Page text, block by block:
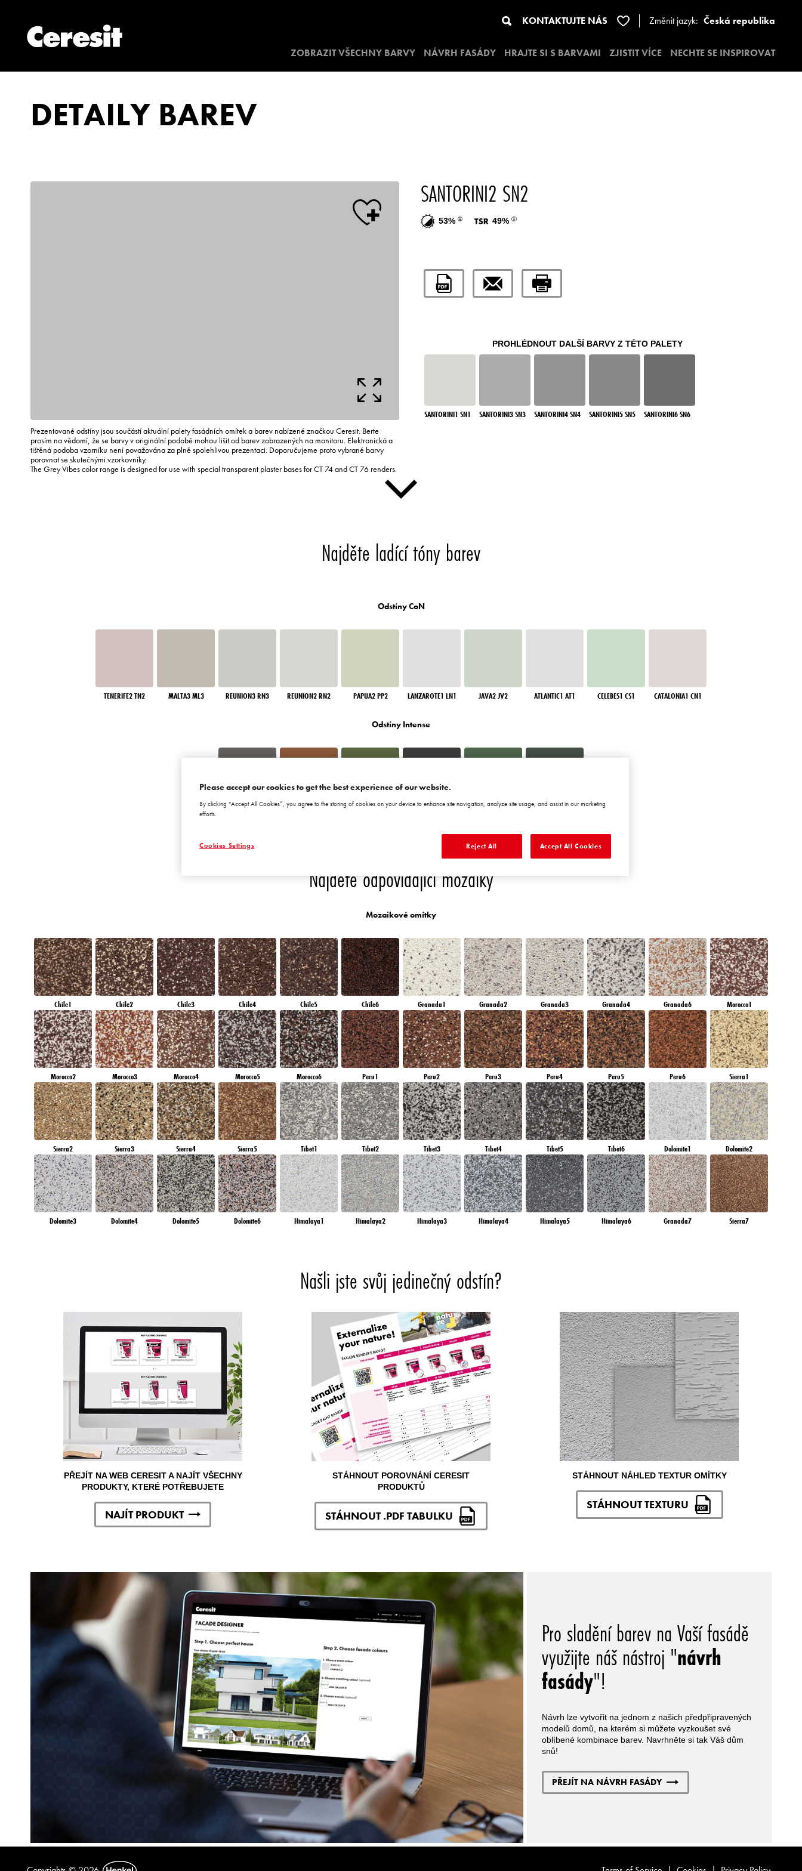
KONTAKTUJTE NÁS Změnit jazyk: Česká republika
ZOBRAZIT VŠECHNY BARVY NÁVRH FASÁDY HRAJTE SI S BARVAMI ZJISTIT VÍCE NECHTE SE INSPIROVAT
DETAILY BAREV
Prezentované odstíny jsou součástí aktuální palety fasádních omítek a barev nabízené značkou Ceresit. Berte
prosím na vědomí, že se barvy v originální podobě mohou lišit od barev zobrazených na monitoru. Elektronická a
tištěná podoba vzorníku není považována za plně spolehlivou prezentaci. Doporučujeme proto vybrané barvy
porovnat se skutečnými vzorkovníky.
The Grey Vibes color range is designed for use with special transparent plaster bases for CT 74 and CT 76 renders.
SANTORINI2 SN2
53% 49%
PROHLÉDNOUT DALŠÍ BARVY Z TÉTO PALETY
SANTORINI1 SN1 SANTORINI3 SN3 SANTORINI4 SN4 SANTORINI5 SN5 SANTORINI6 SN6
Najděte ladící tóny barev
Odstíny CoN
TENERIFE2 TN2 MALTA3 ML3 REUNION3 RN3 REUNION2 RN2 PAPUA2 PP2 LANZAROTE1 LN1 JAVA2 JV2 ATLANTIC1 AT1 CELEBES1 CS1 CATALONIA1 CN1
Odstíny Intense
Najděte odpovídající mozaiky
Mozaikové omítky
Chile1 Chile2 Chile3 Chile4 Chile5 Chile6 Granada1 Granada2 Granada3 Granada4 Granada6 Morocco1
Morocco2 Morocco3 Morocco4 Morocco5 Morocco6 Peru1 Peru2 Peru3 Peru4 Peru5 Peru6 Sierra1
Sierra2 Sierra3 Sierra4 Sierra5 Tibet1 Tibet2 Tibet3 Tibet4 Tibet5 Tibet6 Dolomite1 Dolomite2
Dolomite3 Dolomite4 Dolomite5 Dolomite6 Himalaya1 Himalaya2 Himalaya3 Himalaya4 Himalaya5 Himalaya6 Granada7 Sierra7
Našli jste svůj jedinečný odstín?
PŘEJÍT NA WEB CERESIT A NAJÍT VŠECHNY
PRODUKTY, KTERÉ POTŘEBUJETE
NAJÍT PRODUKT
STÁHNOUT POROVNÁNÍ CERESIT
PRODUKTŮ
STÁHNOUT .PDF TABULKU
STÁHNOUT NÁHLED TEXTUR OMÍTKY
STÁHNOUT TEXTURU
Pro sladění barev na Vaší fasádě
využijte náš nástroj "návrh
fasády"!
Návrh lze vytvořit na jednom z našich předpřipravených
modelů domů, na kterém si můžete vyzkoušet své
oblíbené kombinace barev. Navrhněte si tak Váš dům
snů!
PŘEJÍT NA NÁVRH FASÁDY
Please accept our cookies to get the best experience of our website.
By clicking “Accept All Cookies”, you agree to the storing of cookies on your device to enhance site navigation, analyze site usage, and assist in our marketing
efforts.
Cookies Settings Reject All Accept All Cookies